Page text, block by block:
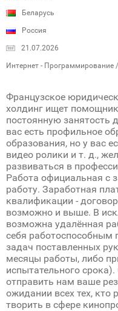
Беларусь
Россия
21.07.2026
Интернет - Программирование
Французское
холдинг ищет
постоянную занятость
вас есть профильное
образования, но у вас
видео ролики и т. д.,
развиваться в
Работа официальная с
работу. Заработная
квалификации -
возможно и выше. В
возможна удалённая
себя работоспособным
задач поставленных
месяцы работы, либо
испытательного
отправить нам ваше
ожидании всех тех, кто
творить в сфере